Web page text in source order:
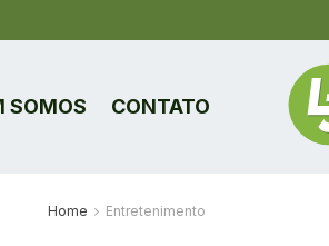
SOMOS CONTATO
Home Entretenimento